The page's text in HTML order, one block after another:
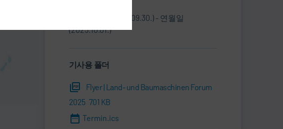
연월일(2025.09.30.) - 연월일
(2025.10.01.)
기사용 폴더
Flyer | Land- und Baumaschinen Forum
2025 701 KB
Termin.ics